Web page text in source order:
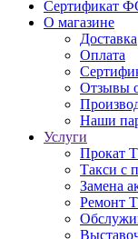
Сертификат
О магазине
Доставка
Оплата
Отзывы
Наши
Услуги
Прокат
Такси с
Замена
Ремонт